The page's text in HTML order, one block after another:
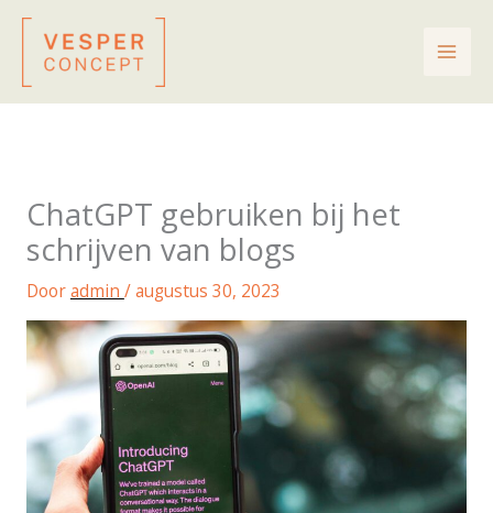
inhoud
ChatGPT gebruiken bij het
schrijven van blogs
Dooradmin /augustus 30, 2023